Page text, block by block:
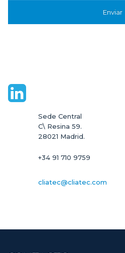
Sede Central
C\ Resina 59.
28021 Madrid.
+34 91 710 9759
cliatec@cliatec.com